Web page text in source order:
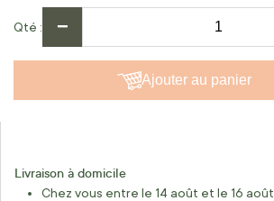
Qté −
Ajouter au panier
Livraison à domicile
Chez vous entre le 14 août et le 16 août